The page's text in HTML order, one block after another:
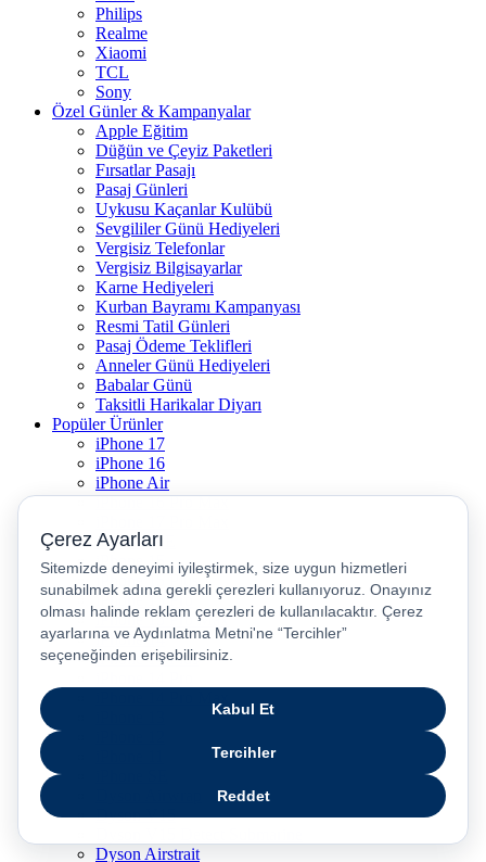
Philips
Realme
Xiaomi
TCL
Sony
Özel Günler & Kampanyalar
Apple Eğitim
Düğün ve Çeyiz Paketleri
Fırsatlar Pasajı
Pasaj Günleri
Uykusu Kaçanlar Kulübü
Sevgililer Günü Hediyeleri
Vergisiz Telefonlar
Vergisiz Bilgisayarlar
Karne Hediyeleri
Kurban Bayramı Kampanyası
Resmi Tatil Günleri
Pasaj Ödeme Teklifleri
Anneler Günü Hediyeleri
Babalar Günü
Taksitli Harikalar Diyarı
Popüler Ürünler
iPhone 17
iPhone 16
iPhone Air
iPhone 16 Pro Max
iPhone 16E
iPhone 15
iPhone 15 Plus
iPhone 15 Pro
iPhone 15 Pro Max
iPhone 14
iPhone 14 Plus
Dyson V15
Dyson Airstrait